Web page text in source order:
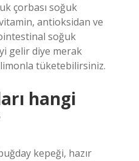
çorbası soğuk
antioksidan ve
soğuk
gelir diye merak
limonla tüketebilirsiniz.
hangi
kepeği, hazır